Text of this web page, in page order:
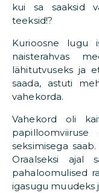
kui sa saaksid
teeksid!?
Kurioosne lugu
naisterahvas
lähitutvuseks ja
saada, astuti
vahekorda.
Vahekord oli
seksimisega
Oraalseksi ajal
pahaloomulised
igasugu muudeks